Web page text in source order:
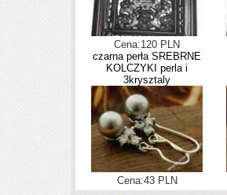
Cena:120 PLN
czarna perła SREBRNE
KOLCZYKI perla i
3krysztaly
Cena:43 PLN